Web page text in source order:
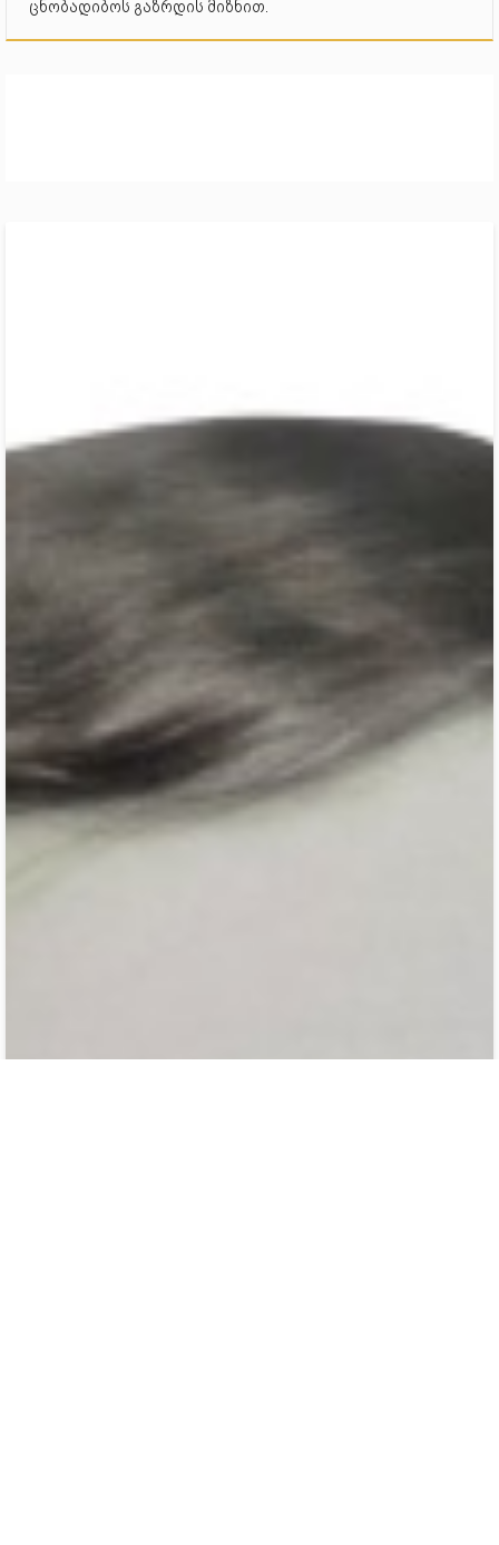
ცნობადიბოს გაზრდის მიზნით.